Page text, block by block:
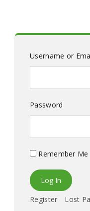
Username or
Password
Remember Me
Register Lost